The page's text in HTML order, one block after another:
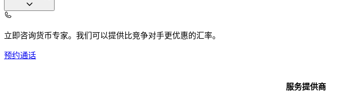
立即咨询货币专家。 我们可以提供比竞争对手更优惠的汇率。
预约通话
服务提供商